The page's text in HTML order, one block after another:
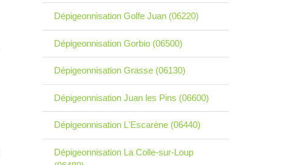
Dépigeonnisation Golfe Juan (06220)
Dépigeonnisation Gorbio (06500)
Dépigeonnisation Grasse (06130)
Dépigeonnisation Juan les Pins (06600)
Dépigeonnisation L'Escarène (06440)
Dépigeonnisation La Colle-sur-Loup